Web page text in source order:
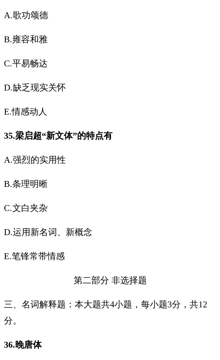
A.歌功颂德
B.雍容和雅
C.平易畅达
D.缺乏现实关怀
E.情感动人
35.梁启超“新文体”的特点有
A.强烈的实用性
B.条理明晰
C.文白夹杂
D.运用新名词、新概念
E.笔锋常带情感
第二部分 非选择题
三、名词解释题：本大题共4小题，每小题3分，共12
分。
36.晚唐体